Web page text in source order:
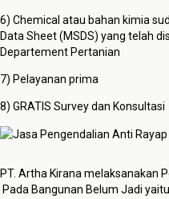
6) Chemical atau bahan kimia
Data Sheet (MSDS) yang telah
Departement Pertanian
7) Pelayanan prima
8) GRATIS Survey dan Konsultasi
PT. Artha Kirana melaksanakan
Pada Bangunan Belum Jadi